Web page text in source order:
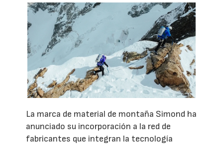
La marca de material de montaña Simond ha
anunciado su incorporación a la red de
fabricantes que integran la tecnología